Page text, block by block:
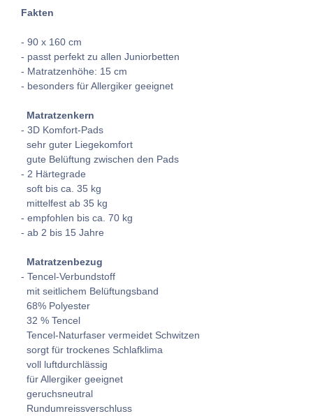
Fakten
- 90 x 160 cm
- passt perfekt zu allen Juniorbetten
- Matratzenhöhe: 15 cm
- besonders für Allergiker geeignet
Matratzenkern
- 3D Komfort-Pads
sehr guter Liegekomfort
gute Belüftung zwischen den Pads
- 2 Härtegrade
soft bis ca. 35 kg
mittelfest ab 35 kg
- empfohlen bis ca. 70 kg
- ab 2 bis 15 Jahre
Matratzenbezug
- Tencel-Verbundstoff
mit seitlichem Belüftungsband
68% Polyester
32 % Tencel
Tencel-Naturfaser vermeidet Schwitzen
sorgt für trockenes Schlafklima
voll luftdurchlässig
für Allergiker geeignet
geruchsneutral
Rundumreissverschluss